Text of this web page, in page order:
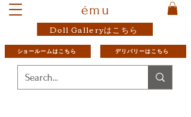
ému
Doll Galleryはこちら
ショールームはこちら デリバリーはこちら